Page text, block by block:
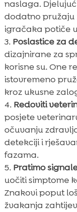
naslaga.
dodatno pružaju
igračaka potiče
Poslastice za
dizajnirane za
korisne su. One
istovremeno
kroz ukusne
Redoviti
posjete
očuvanju
detekciji i
fazama.
Pratimo
uočiti simptome
Znakovi poput
žvakanja